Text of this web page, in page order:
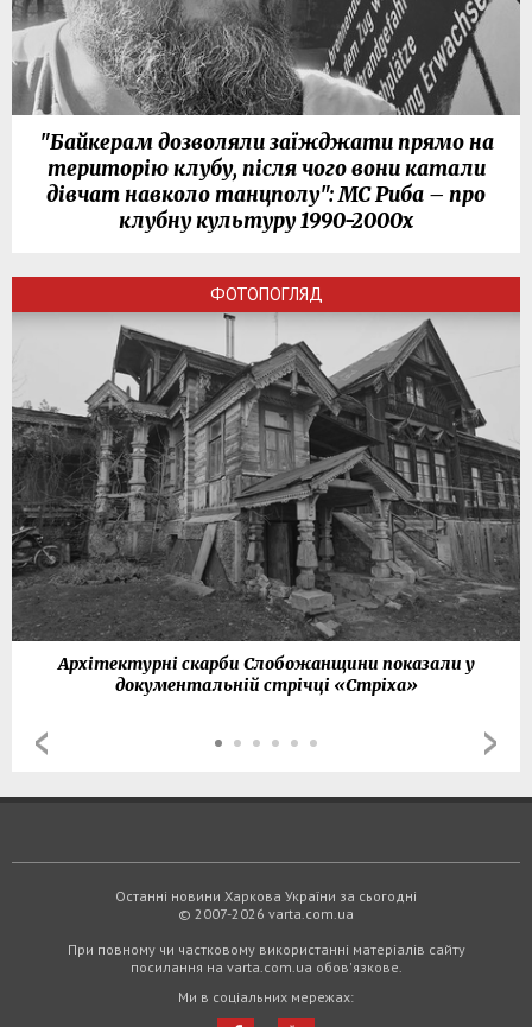
"Байкерам дозволяли заїжджати прямо на
територію клубу, після чого вони катали
дівчат навколо танцполу": МС Риба – про
клубну культуру 1990-2000х
ФОТОПОГЛЯД
Архітектурні скарби Слобожанщини показали у
документальній стрічці «Стріха»
Останні новини Харкова України за сьогодні
© 2007-2026 varta.com.ua
При повному чи частковому використанні матеріалів сайту
посилання на varta.com.ua обов'язкове.
Ми в соціальних мережах: